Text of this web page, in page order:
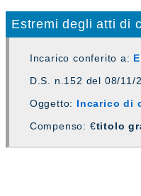
Estremi degli atti di
Incarico conferito a:
D.S. n.152 del 08/11/
Oggetto: Incarico di
Compenso: €titolo